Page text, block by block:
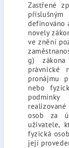
Zastřené
definováno
novely
ve znění
g)
právnické
pronájmu
nebo
podmínky
osob za
uživatele,
fyzická
její